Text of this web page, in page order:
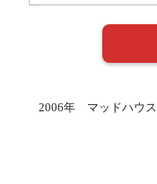
2006年 マッドハウス